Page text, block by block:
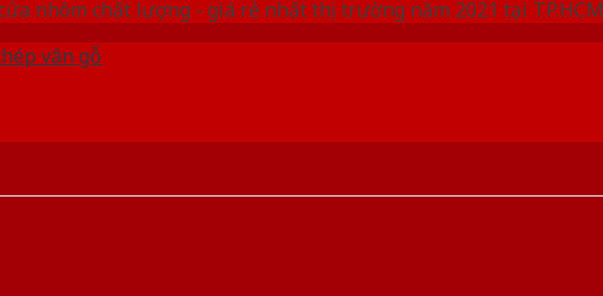
nhôm chất lượng - giá rẻ nhất thị trường năm 2021 tại TP.HCM
vân gỗ